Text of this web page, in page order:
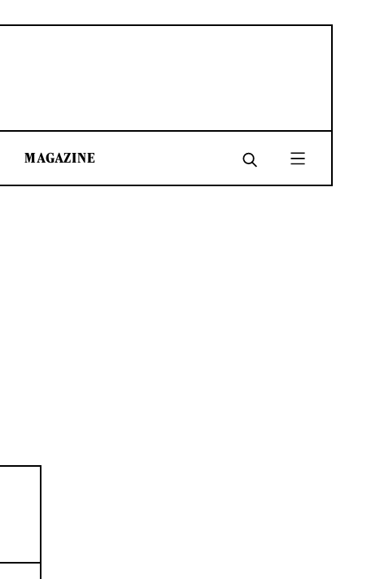
MAGAZINE